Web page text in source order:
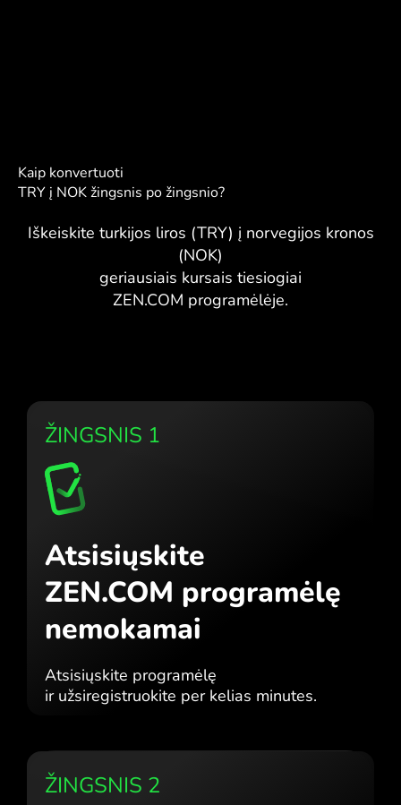
Kaip konvertuoti
TRY į NOK žingsnis po žingsnio?
Iškeiskite turkijos liros (TRY) į norvegijos kronos
(NOK)
geriausiais kursais tiesiogiai
ZEN.COM programėlėje.
ŽINGSNIS 1
Atsisiųskite
ZEN.COM programėlę
nemokamai
Atsisiųskite programėlę
ir užsiregistruokite per kelias minutes.
ŽINGSNIS 2